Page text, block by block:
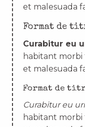
et malesuada
Format de
Curabitur eu
habitant
et malesuada
Format de
Curabitur eu
habitant